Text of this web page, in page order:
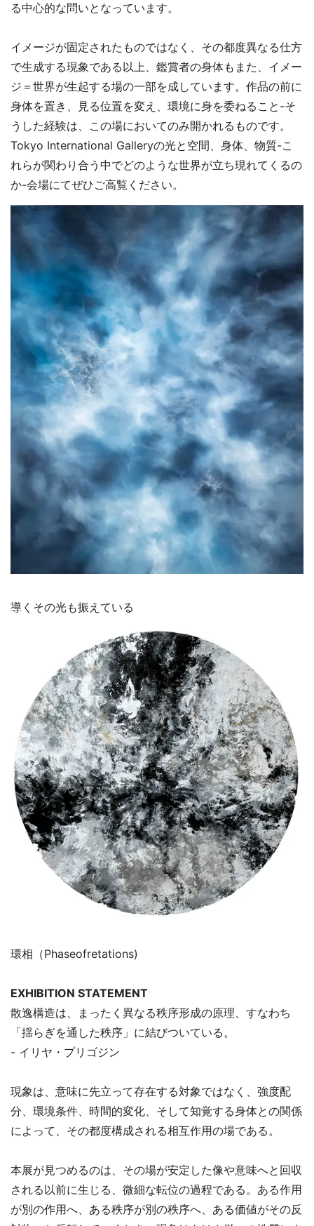
る中心的な問いとなっています。
イメージが固定されたものではなく、その都度異なる仕方
で生成する現象である以上、鑑賞者の身体もまた、イメー
ジ＝世界が生起する場の一部を成しています。作品の前に
身体を置き、見る位置を変え、環境に身を委ねること-そ
うした経験は、この場においてのみ開かれるものです。
Tokyo International Galleryの光と空間、身体、物質-こ
れらが関わり合う中でどのような世界が立ち現れてくるの
か-会場にてぜひご高覧ください。
導くその光も振えている
環相（Phaseofretations)
EXHIBITION STATEMENT
散逸構造は、まったく異なる秩序形成の原理、すなわち
「揺らぎを通した秩序」に結びついている。
- イリヤ・プリゴジン
現象は、意味に先立って存在する対象ではなく、強度配
分、環境条件、時間的変化、そして知覚する身体との関係
によって、その都度構成される相互作用の場である。
本展が見つめるのは、その場が安定した像や意味へと回収
される以前に生じる、微細な転位の過程である。ある作用
が別の作用へ、ある秩序が別の秩序へ、ある価値がその反